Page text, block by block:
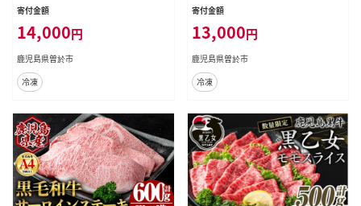
寄付金額
14,000円
鹿児島県曽於市
冷凍
ステーキ【肉のちょーさん】A969
寄付金額
13,000円
鹿児島県曽於市
冷凍